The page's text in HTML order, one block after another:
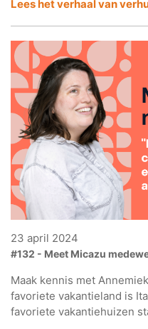
Lees het verhaal van
23 april 2024
#132 - Meet Micazu
Maak kennis met
favoriete vakantieland is
favoriete vakantiehuizen